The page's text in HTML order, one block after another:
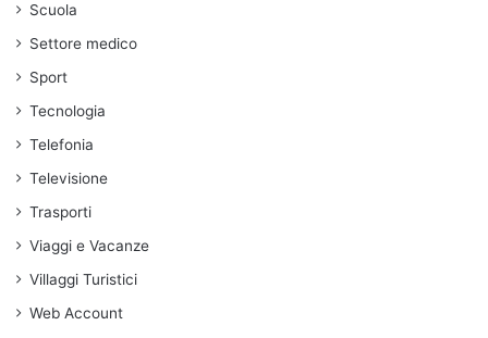
Scuola
Settore medico
Sport
Tecnologia
Telefonia
Televisione
Trasporti
Viaggi e Vacanze
Villaggi Turistici
Web Account